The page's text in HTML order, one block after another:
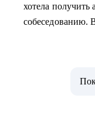
хотела получить
собеседованию.